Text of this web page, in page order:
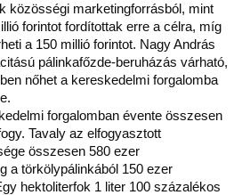
közösségi marketingforrásból, mint
forintot fordítottak erre a célra, míg
a 150 millió forintot. Nagy András
pálinkafőzde-beruházás várható,
nőhet a kereskedelmi forgalomba
forgalomban évente összesen
Tavaly az elfogyasztott
összesen 580 ezer
a törkölypálinkából 150 ezer
hektoliterfok 1 liter 100 százalékos